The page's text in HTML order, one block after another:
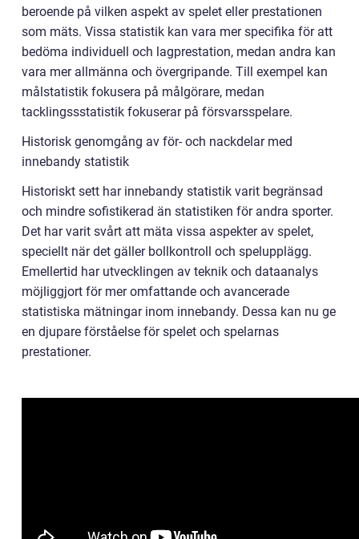
beroende på vilken aspekt av spelet eller prestationen
som mäts. Vissa statistik kan vara mer specifika för att
bedöma individuell och lagprestation, medan andra kan
vara mer allmänna och övergripande. Till exempel kan
målstatistik fokusera på målgörare, medan
tacklingssstatistik fokuserar på försvarsspelare.
Historisk genomgång av för- och nackdelar med
innebandy statistik
Historiskt sett har innebandy statistik varit begränsad
och mindre sofistikerad än statistiken för andra sporter.
Det har varit svårt att mäta vissa aspekter av spelet,
speciellt när det gäller bollkontroll och spelupplägg.
Emellertid har utvecklingen av teknik och dataanalys
möjliggjort för mer omfattande och avancerade
statistiska mätningar inom innebandy. Dessa kan nu ge
en djupare förståelse för spelet och spelarnas
prestationer.